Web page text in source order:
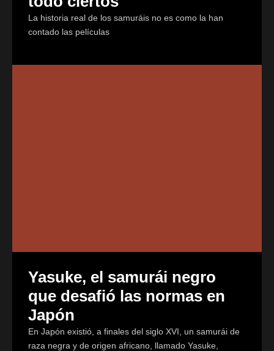
La historia real de los samuráis no es como la han
contado las películas
Yasuke, el samurái negro
que desafió las normas en
Japón
En Japón existió, a finales del siglo XVI, un samurái de
raza negra y de origen africano, llamado Yasuke,